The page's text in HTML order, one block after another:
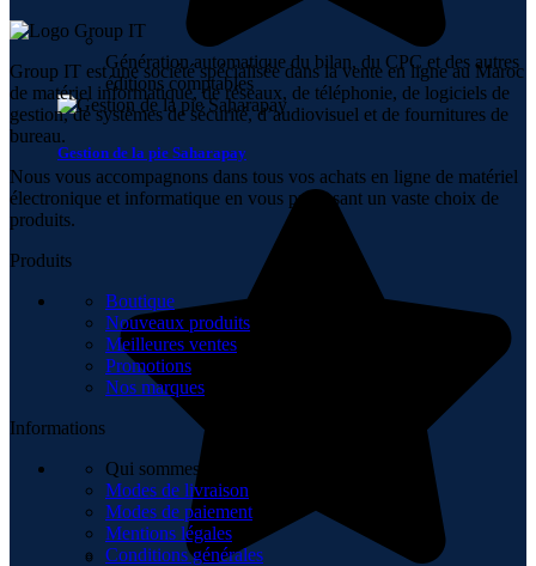
Génération automatique du bilan, du CPC et des autres
éditions comptables
Gestion de la pie Saharapay
Group IT est une société spécialisée dans la vente en ligne au Maroc
de matériel informatique, de réseaux, de téléphonie, de logiciels de
gestion, de systèmes de sécurité, d’audiovisuel et de fournitures de
bureau.
Nous vous accompagnons dans tous vos achats en ligne de matériel
électronique et informatique en vous proposant un vaste choix de
produits.
Produits
Boutique
Nouveaux produits
Meilleures ventes
Promotions
Nos marques
Informations
Qui sommes-nous
Modes de livraison
Modes de paiement
Mentions légales
Conditions générales